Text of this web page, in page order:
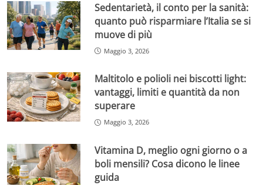
Sedentarietà, il conto per la sanità:
quanto può risparmiare l’Italia se si
muove di più
Maggio 3, 2026
Maltitolo e polioli nei biscotti light:
vantaggi, limiti e quantità da non
superare
Maggio 3, 2026
Vitamina D, meglio ogni giorno o a
boli mensili? Cosa dicono le linee
guida